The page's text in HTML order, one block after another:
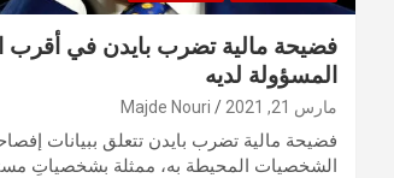
فضيحة مالية تضرب بايدن في
المسؤولة لديه
مارس 21, 2021 Majde Nouri
فضيحة مالية تضرب بايدن تتعلق ببيانات
الشخصيات المحيطة به، ممثلة بشخصياتِ